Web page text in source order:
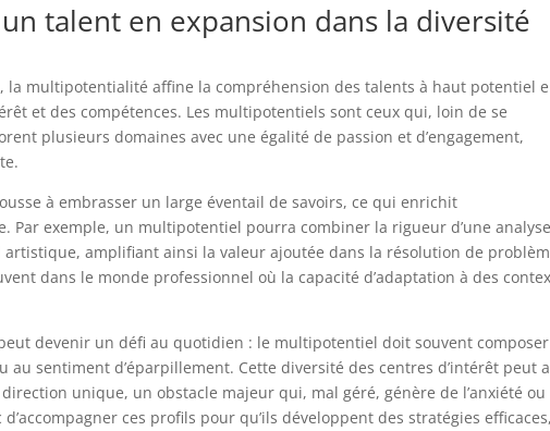
talent en expansion dans la diversité
la multipotentialité affine la compréhension des talents à haut potentiel
et des compétences. Les multipotentiels sont ceux qui, loin de se
plusieurs domaines avec une égalité de passion et d’engagement,
à embrasser un large éventail de savoirs, ce qui enrichit
Par exemple, un multipotentiel pourra combiner la rigueur d’une
artistique, amplifiant ainsi la valeur ajoutée dans la résolution de
dans le monde professionnel où la capacité d’adaptation à des
devenir un défi au quotidien : le multipotentiel doit souvent composer
au sentiment d’éparpillement. Cette diversité des centres d’intérêt peut
unique, un obstacle majeur qui, mal géré, génère de l’anxiété
ces profils pour qu’ils développent des stratégies